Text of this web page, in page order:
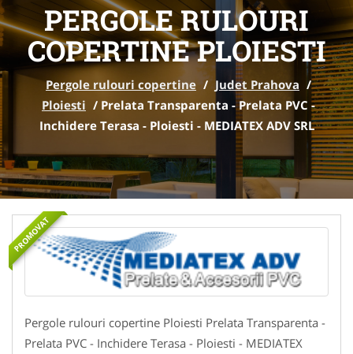
PERGOLE RULOURI
COPERTINE PLOIESTI
Pergole rulouri copertine / Judet Prahova /
Ploiesti / Prelata Transparenta - Prelata PVC -
Inchidere Terasa - Ploiesti - MEDIATEX ADV SRL
PROMOVAT
Pergole rulouri copertine Ploiesti Prelata Transparenta -
Prelata PVC - Inchidere Terasa - Ploiesti - MEDIATEX